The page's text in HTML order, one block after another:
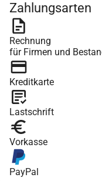
Zahlungsarten
Rechnung
für Firmen und
Kreditkarte
Lastschrift
Vorkasse
PayPal